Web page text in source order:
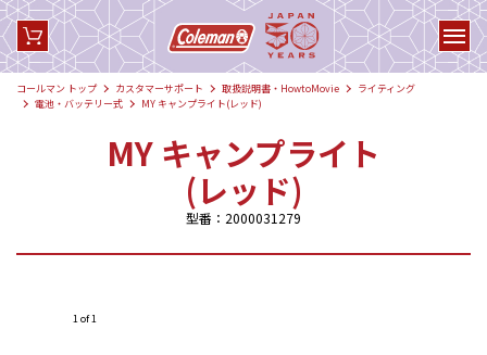
コールマン トップ カスタマーサポート 取扱説明書・HowtoMovie
ライティング
電池・バッテリー式
MY キャンプライト(レッド)
MY キャンプライト
(レッド)
型番：2000031279
1 of 1